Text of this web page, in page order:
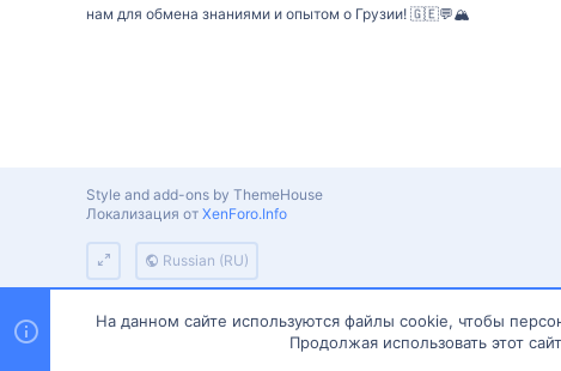
нам для обмена знаниями и опытом о Грузии! 🇬🇪💬🏔️
Russian (RU)
Style and add-ons by ThemeHouse
Локализация от XenForo.Info
На данном сайте используются файлы cookie, чтобы
Продолжая использовать этот